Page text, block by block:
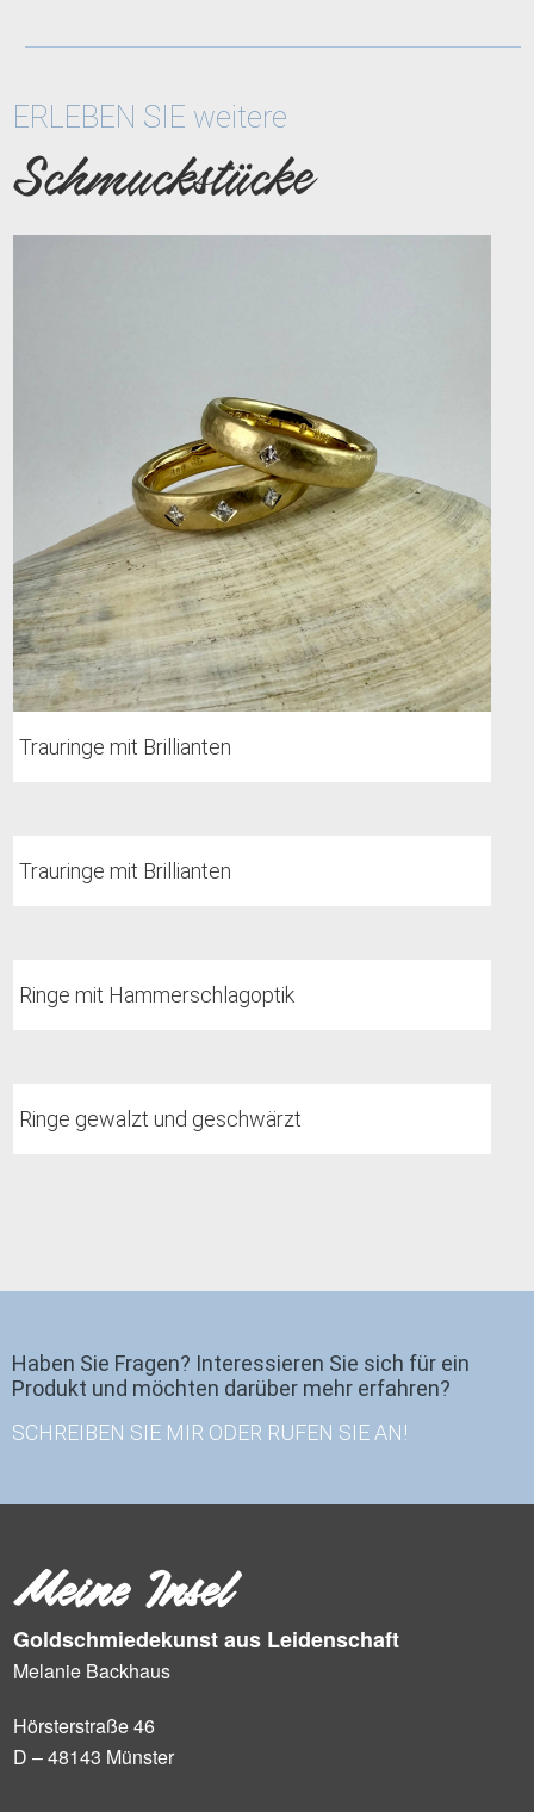
ERLEBEN SIE weitere
Schmuckstücke
Trauringe mit Brillianten
Trauringe mit Brillianten
Ringe mit Hammerschlagoptik
Ringe gewalzt und geschwärzt
Haben Sie Fragen? Interessieren Sie sich für ein
Produkt und möchten darüber mehr erfahren?
SCHREIBEN SIE MIR ODER RUFEN SIE AN!
Meine Insel
Goldschmiedekunst aus Leidenschaft
Melanie Backhaus
Hörsterstraße 46
D – 48143 Münster